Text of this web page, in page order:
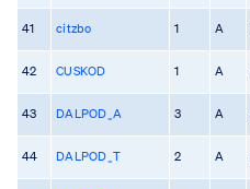
41 citzbo 1 A
42 CUSKOD 1 A
43 DALPOD_A 3 A
44 DALPOD_T 2 A